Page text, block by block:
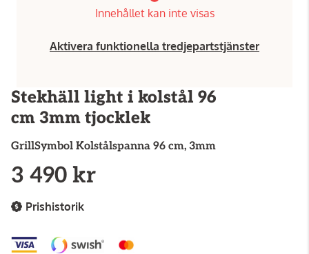
Innehållet kan inte visas
Aktivera funktionella tredjepartstjänster
Stekhäll light i kolstål 96
cm 3mm tjocklek
GrillSymbol Kolstålspanna 96 cm, 3mm
3 490 kr
Prishistorik